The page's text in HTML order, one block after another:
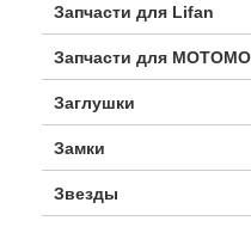
Запчасти для Lifan
Запчасти для
Заглушки
Замки
Звезды